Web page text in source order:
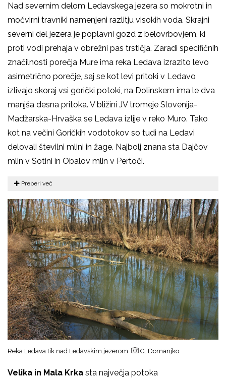
Nad severnim delom Ledavskega jezera so mokrotni in
močvirni travniki namenjeni razlitju visokih voda. Skrajni
severni del jezera je poplavni gozd z belovrbovjem, ki
proti vodi prehaja v obrežni pas trstičja. Zaradi specifičnih
značilnosti porečja Mure ima reka Ledava izrazito levo
asimetrično porečje, saj se kot levi pritoki v Ledavo
izlivajo skoraj vsi gorički potoki, na Dolinskem ima le dva
manjša desna pritoka. V bližini JV tromeje Slovenija-
Madžarska-Hrvaška se Ledava izlije v reko Muro. Tako
kot na večini Goričkih vodotokov so tudi na Ledavi
delovali številni mlini in žage. Najbolj znana sta Dajčov
mlin v Sotini in Obalov mlin v Pertoči.
Preberi več
Reka Ledava tik nad Ledavskim jezerom G. Domanjko
Velika in Mala Krka sta največja potoka